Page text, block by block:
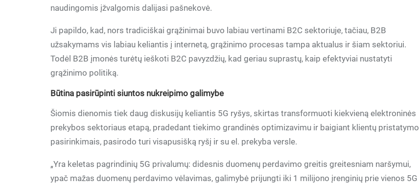
naudingomis įžvalgomis dalijasi pašnekovė.
Ji papildo, kad, nors tradiciškai grąžinimai buvo labiau vertinami B2C sektoriuje, tačiau, B2B
užsakymams vis labiau keliantis į internetą, grąžinimo procesas tampa aktualus ir šiam sektoriui.
Todėl B2B įmonės turėtų ieškoti B2C pavyzdžių, kad geriau suprastų, kaip efektyviai nustatyti
grąžinimo politiką.
Būtina pasirūpinti siuntos nukreipimo galimybe
Šiomis dienomis tiek daug diskusijų keliantis 5G ryšys, skirtas transformuoti kiekvieną elektroninės
prekybos sektoriaus etapą, pradedant tiekimo grandinės optimizavimu ir baigiant klientų pristatymo
pasirinkimais, pasirodo turi visapusišką ryšį ir su el. prekyba versle.
„Yra keletas pagrindinių 5G privalumų: didesnis duomenų perdavimo greitis greitesniam naršymui,
ypač mažas duomenų perdavimo vėlavimas, galimybė prijungti iki 1 milijono įrenginių prie vienos 5G